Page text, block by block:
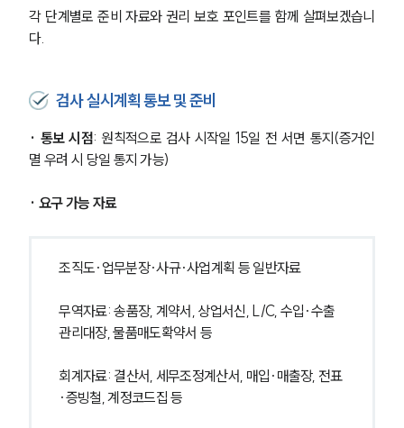
각 단계별로 준비 자료와 권리 보호 포인트를 함께 살펴보겠습니
다.
검사 실시계획 통보 및 준비
· 통보 시점: 원칙적으로 검사 시작일 15일 전 서면 통지(증거인
멸 우려 시 당일 통지 가능)
· 요구 가능 자료
조직도·업무분장·사규·사업계획 등 일반자료
무역자료: 송품장, 계약서, 상업서신, L/C, 수입·수출
관리대장, 물품매도확약서 등
회계자료: 결산서, 세무조정계산서, 매입·매출장, 전표
·증빙철, 계정코드집 등